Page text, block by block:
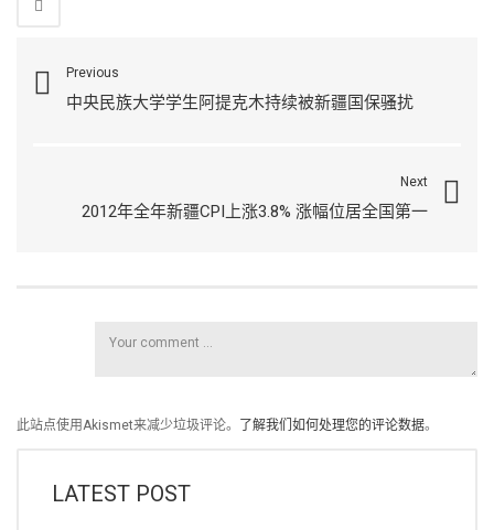
Previous
中央民族大学学生阿提克木持续被新疆国保骚扰
Next
2012年全年新疆CPI上涨3.8% 涨幅位居全国第一
此站点使用Akismet来减少垃圾评论。 了解我们如何处理您的评论数据。
LATEST POST